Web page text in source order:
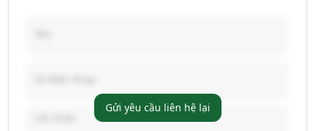
Gửi yêu cầu liên hệ lại